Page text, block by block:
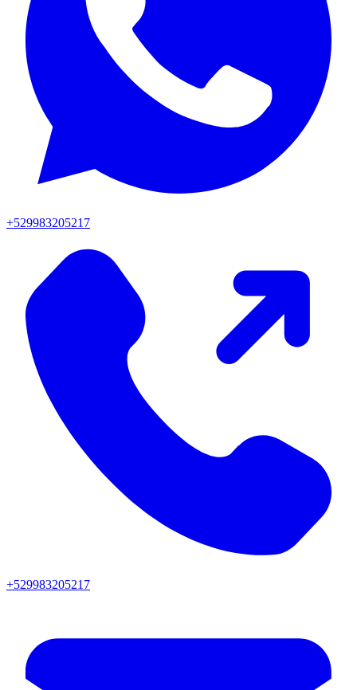
+529983205217
+529983205217